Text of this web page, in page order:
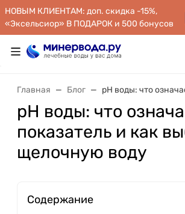
НОВЫМ КЛИЕНТАМ: доп. скидка -15%,
«Эксельсиор» В ПОДАРОК и 500 бонусов
Главная Блог pH воды: что
pH воды: что
показатель и как
щелочную воду
Содержание